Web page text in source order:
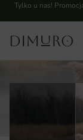
Tylko u nas!